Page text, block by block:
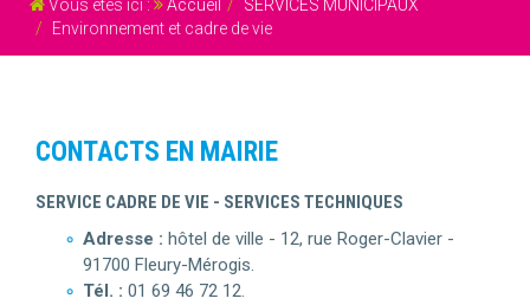
Vous êtes ici : Accueil
SERVICES MUNICIPAUX
Environnement et cadre de vie
CONTACTS EN MAIRIE
SERVICE CADRE DE VIE - SERVICES TECHNIQUES
Adresse : hôtel de ville - 12, rue Roger-Clavier -
91700 Fleury-Mérogis.
Tél. : 01 69 46 72 12.